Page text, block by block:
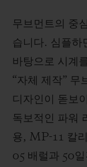
무브먼트의 중
습니다. 심플하
바탕으로 시계
“자체 제작” 무
디자인이 돋보
독보적인 파워
용, MP-11 칼
05 배럴과 50